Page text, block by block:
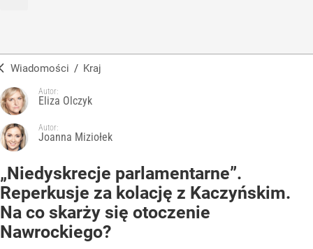
Wiadomości / Kraj
Autor:
Eliza Olczyk
Autor:
Joanna Miziołek
„Niedyskrecje parlamentarne”.
Reperkusje za kolację z Kaczyńskim.
Na co skarży się otoczenie
Nawrockiego?